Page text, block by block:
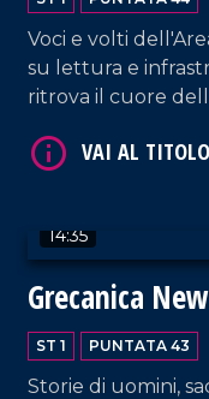
Voci e volti
su lettura e
ritrova il cuore
14:35
Grecanica
ST 1 PUNTATA 43
Storie di uomini,
VAI AL TITOLO